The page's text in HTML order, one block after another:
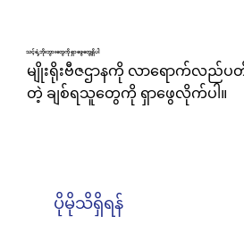
သင့်ရဲ့ဘိုးဘွားတွေကို ရှာဖွေတွေ့ရှိပါ
မျိုးရိုးဗီဇဌာနကို လာရောက်လည်ပတ်
တဲ့ ချစ်ရသူတွေကို ရှာဖွေလိုက်ပါ။
ပိုမိုသိရှိရန်